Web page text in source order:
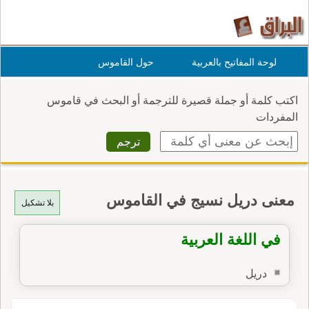
لوحة المفاتيح بالعربية حول القاموس
اكتب كلمة أو جملة قصيرة للترجمة أو البحث في قاموس
المفردات
بلا تشكيل معنى دريل نسيج في القاموس
في اللغة العربية
دريل